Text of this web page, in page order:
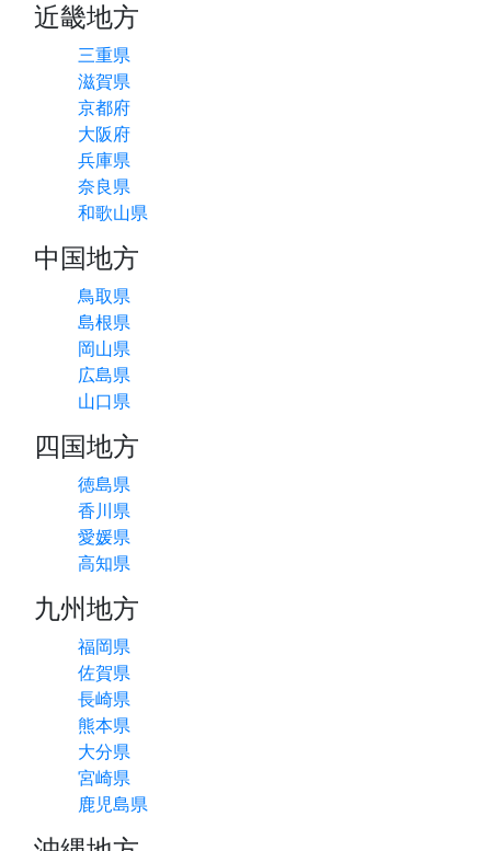
近畿地方
三重県
滋賀県
京都府
大阪府
兵庫県
奈良県
和歌山県
中国地方
鳥取県
島根県
岡山県
広島県
山口県
四国地方
徳島県
香川県
愛媛県
高知県
九州地方
福岡県
佐賀県
長崎県
熊本県
大分県
宮崎県
鹿児島県